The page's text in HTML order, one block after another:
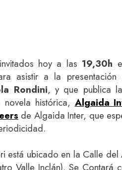
hoy a las 19,30h
asistir a la
Rondini, y que publica
histórica, Algaida
de Algaida Inter, que
está ubicado en la Calle
Valle Inclán). Se Contará